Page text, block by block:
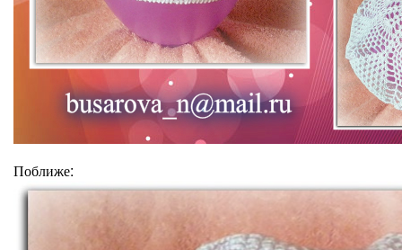
Поближе: